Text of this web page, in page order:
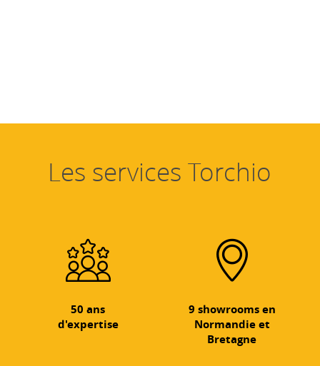
Les services Torchio
50 ans
d'expertise
9 showrooms en
Normandie et
Bretagne